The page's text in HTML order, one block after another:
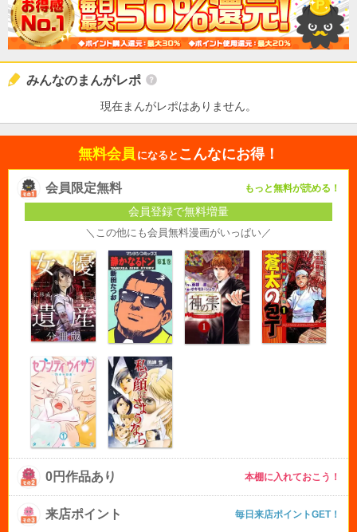
みんなのまんがレポ
現在まんがレポはありません。
無料会員 になると こんなにお得！
会員限定無料 もっと無料が読める！
会員登録で無料増量
＼この他にも会員無料漫画がいっぱい／
0円作品あり 本棚に入れておこう！
来店ポイント 毎日来店ポイントGET！